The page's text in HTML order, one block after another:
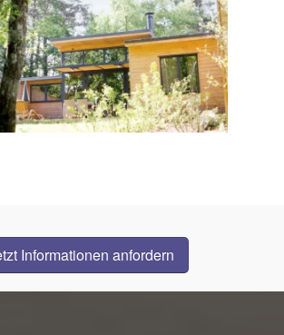
Informationen anfordern